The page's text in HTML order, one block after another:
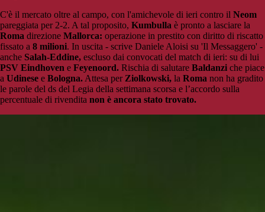
C'è il mercato oltre al campo, con l'amichevole di ieri contro il Neom
pareggiata per 2-2. A tal proposito, Kumbulla è pronto a lasciare la
Roma direzione Mallorca: operazione in prestito con diritto di riscatto
fissato a 8 milioni. In uscita - scrive Daniele Aloisi su 'Il Messaggero' -
anche Salah-Eddine, escluso dai convocati del match di ieri: su di lui
PSV Eindhoven e Feyenoord. Rischia di salutare Baldanzi che piace
a Udinese e Bologna. Attesa per Ziolkowski, la Roma non ha gradito
le parole del ds del Legia della settimana scorsa e l’accordo sulla
percentuale di rivendita non è ancora stato trovato.